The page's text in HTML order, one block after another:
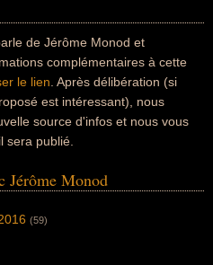
de Jérôme Monod et
complémentaires à cette
le lien . Après délibération (si
est intéressant), nous
source d'infos et nous vous
sera publié.
Jérôme Monod
(59)